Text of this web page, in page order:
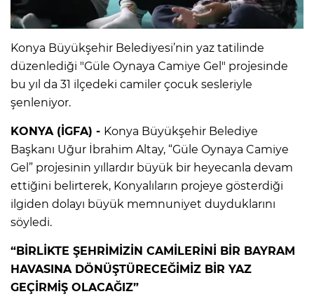
Konya Büyükşehir Belediyesi’nin yaz tatilinde
düzenlediği "Güle Oynaya Camiye Gel" projesinde
bu yıl da 31 ilçedeki camiler çocuk sesleriyle
şenleniyor.
KONYA (İGFA) - Konya Büyükşehir Belediye
Başkanı Uğur İbrahim Altay, “Güle Oynaya Camiye
Gel” projesinin yıllardır büyük bir heyecanla devam
ettiğini belirterek, Konyalıların projeye gösterdiği
ilgiden dolayı büyük memnuniyet duyduklarını
söyledi.
“BİRLİKTE ŞEHRİMİZİN CAMİLERİNİ BİR BAYRAM
HAVASINA DÖNÜŞTÜRECEĞİMİZ BİR YAZ
GEÇİRMİŞ OLACAĞIZ”